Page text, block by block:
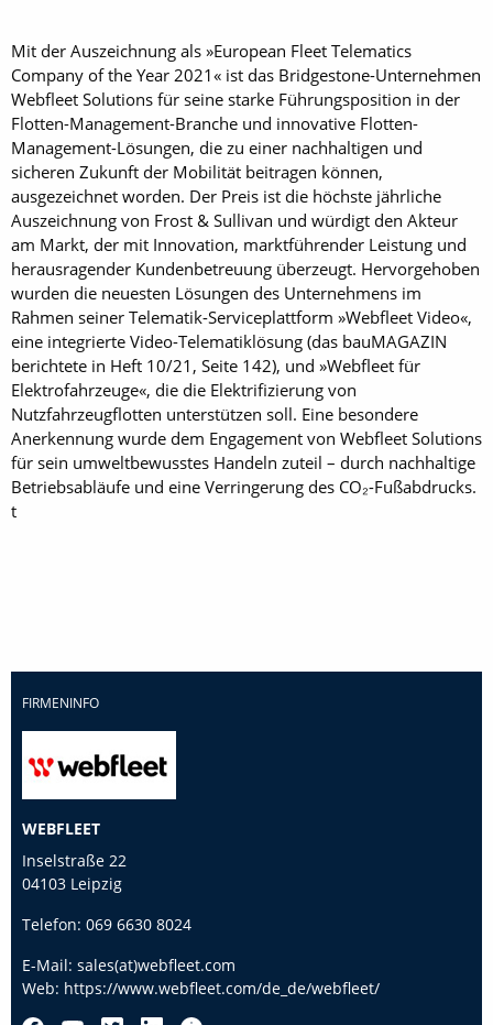
Mit der Auszeichnung als »European Fleet Telematics
Company of the Year 2021« ist das Bridgestone-Unternehmen
Webfleet Solutions für seine starke Führungsposition in der
Flotten-Management-Branche und innovative Flotten-
Management-Lösungen, die zu einer nachhaltigen und
sicheren Zukunft der Mobilität beitragen können,
ausgezeichnet worden. Der Preis ist die höchste jährliche
Auszeichnung von Frost & Sullivan und würdigt den Akteur
am Markt, der mit Innovation, marktführender Leistung und
herausragender Kundenbetreuung überzeugt. Hervorgehoben
wurden die neuesten Lösungen des Unternehmens im
Rahmen seiner Telematik-Serviceplattform »Webfleet Video«,
eine integrierte Video-Telematiklösung (das bau­MAGAZIN
berichtete in Heft 10/21, Seite 142), und »Webfleet für
Elektrofahrzeuge«, die die Elektrifizierung von
Nutzfahrzeugflotten unterstützen soll. Eine besondere
Anerkennung wurde dem Engagement von Webfleet Solutions
für sein umweltbewusstes Handeln zuteil – durch nachhaltige
Betriebsabläufe und eine Verringerung des CO₂-Fußabdrucks.
t
FIRMENINFO
WEBFLEET
Inselstraße 22
04103 Leipzig
Telefon: 069 6630 8024
E-Mail: sales(at)webfleet.com
Web: https://www.webfleet.com/de_de/webfleet/